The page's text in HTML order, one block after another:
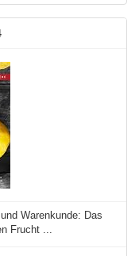
Warenkunde: Das
Frucht ...